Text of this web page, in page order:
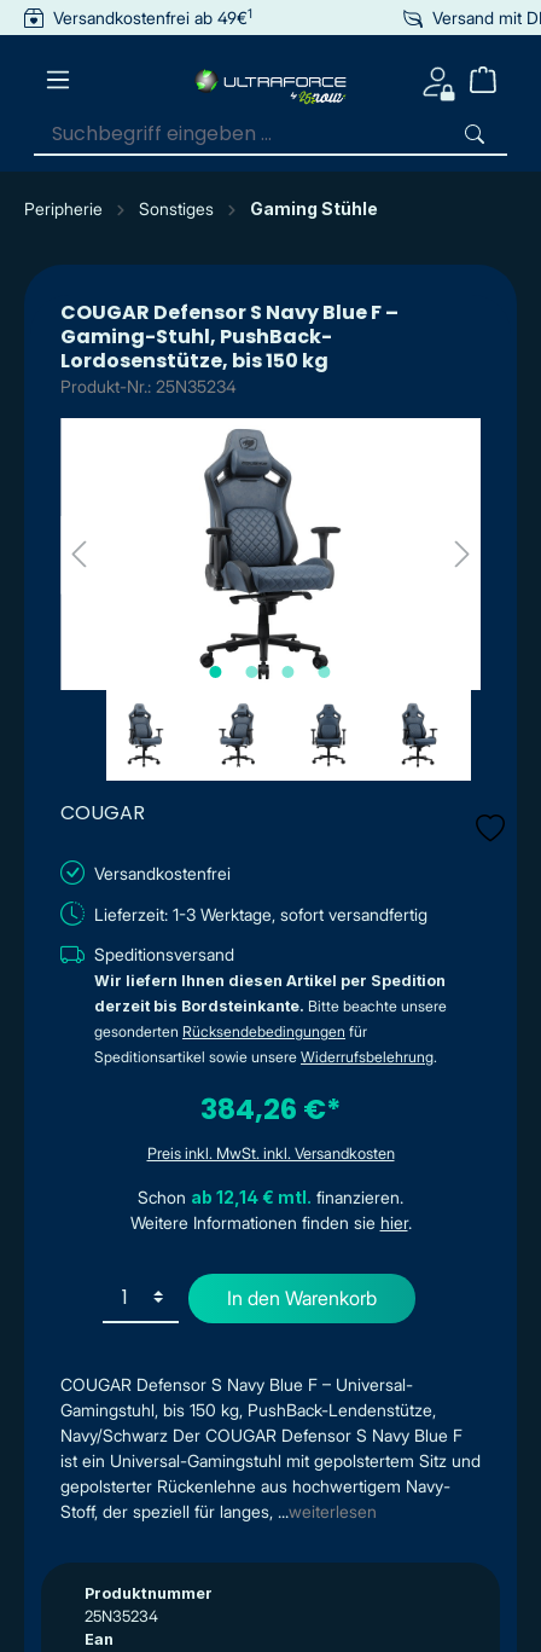
springen
Versandkostenfrei ab 49€1 Versand mit
Peripherie Sonstiges Gaming Stühle
COUGAR Defensor S Navy Blue F –
Gaming-Stuhl, PushBack-
Lordosenstütze, bis 150 kg
Produkt-Nr.: 25N35234
COUGAR
COUGAR Defensor S Navy Blue F – Universal-
Gamingstuhl, bis 150 kg, PushBack-Lendenstütze,
Navy/Schwarz Der COUGAR Defensor S Navy Blue F
ist ein Universal-Gamingstuhl mit gepolstertem Sitz und
gepolsterter Rückenlehne aus hochwertigem Navy-
Stoff, der speziell für langes, ...weiterlesen
Produktnummer
25N35234
Ean
Versandkostenfrei
Lieferzeit: 1-3 Werktage, sofort versandfertig
Speditionsversand
Wir liefern Ihnen diesen Artikel per Spedition
derzeit bis Bordsteinkante. Bitte beachte unsere
gesonderten Rücksendebedingungen für
Speditionsartikel sowie unsere Widerrufsbelehrung.
384,26 €*
Preis inkl. MwSt. inkl. Versandkosten
Schon ab 12,14 € mtl. finanzieren.
Weitere Informationen finden sie hier.
In den Warenkorb